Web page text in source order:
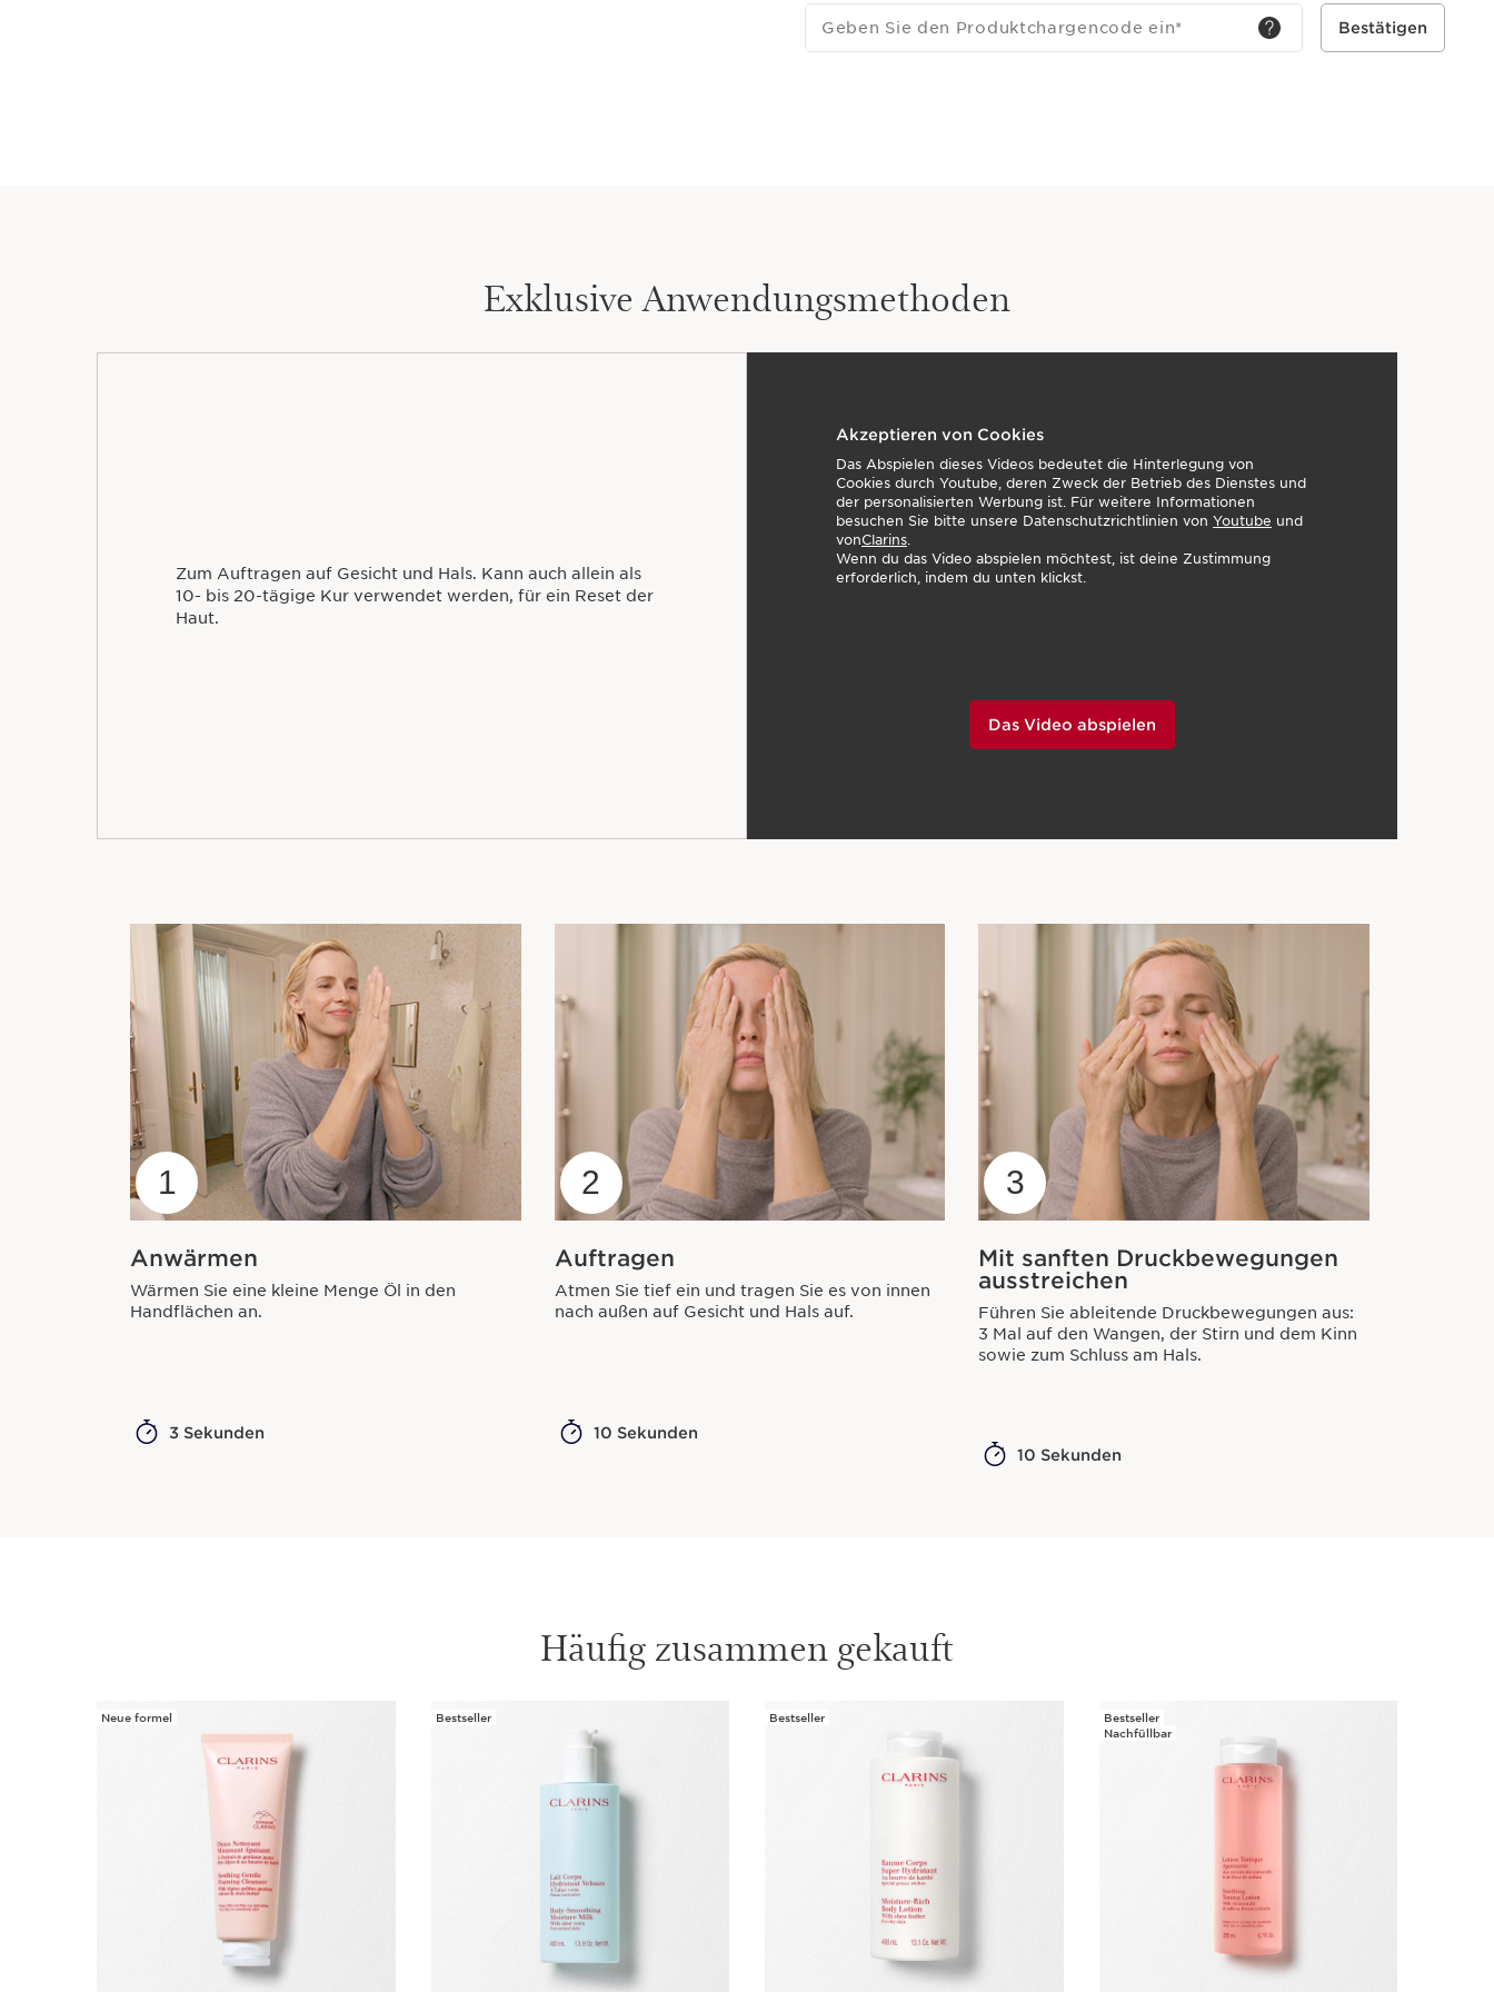
Geben Sie den Produktchargencode ein* Bestätigen
Exklusive Anwendungsmethoden
Zum Auftragen auf Gesicht und Hals. Kann auch allein als
10- bis 20-tägige Kur verwendet werden, für ein Reset der
Haut.
Akzeptieren von Cookies
Das Abspielen dieses Videos bedeutet die Hinterlegung von
Cookies durch Youtube, deren Zweck der Betrieb des Dienstes und
der personalisierten Werbung ist. Für weitere Informationen
besuchen Sie bitte unsere Datenschutzrichtlinien von Youtube und
vonClarins
Wenn du das Video abspielen möchtest, ist deine Zustimmung
erforderlich, indem du unten klickst.
Das Video abspielen
1
Anwärmen
Wärmen Sie eine kleine Menge Öl in den
Handflächen an.
3 Sekunden
2
Auftragen
Atmen Sie tief ein und tragen Sie es von innen
nach außen auf Gesicht und Hals auf.
10 Sekunden
3
Mit sanften Druckbewegungen
ausstreichen
Führen Sie ableitende Druckbewegungen aus:
3 Mal auf den Wangen, der Stirn und dem Kinn
sowie zum Schluss am Hals.
10 Sekunden
Häufig zusammen gekauft
WEITER ZUM INHALT
Neue formel Bestseller Bestseller
Bestseller
Nachfüllbar